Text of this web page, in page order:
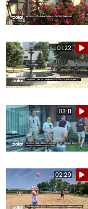
01:22
03:11
02:29